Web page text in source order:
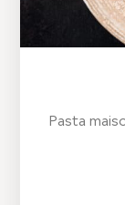
Pasta